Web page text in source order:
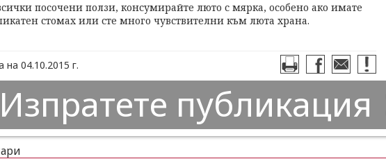
посочени ползи, консумирайте люто с мярка, особено ако имате
стомах или сте много чувствителни към люта храна.
04.10.2015 г.
Изпратете публикация